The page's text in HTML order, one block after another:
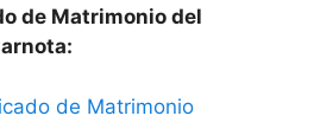
de Matrimonio del
de Matrimonio